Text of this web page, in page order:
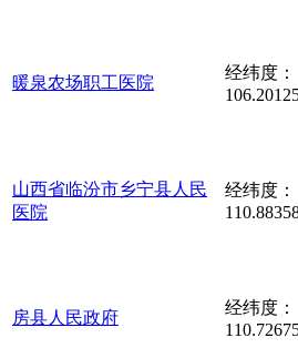
暖泉农场职工医院
经纬度：
山西省临汾市乡宁县人民
医院
经纬度：
房县人民政府
经纬度：